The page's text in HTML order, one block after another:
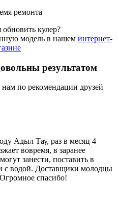
ремонта
кулер?
модель в нашем интернет-
результатом
по рекомендации друзей
Адыл Тау, раз в месяц 4
вовремя, в заранее
занести, поставить в
с водой. Доставщики молодцы
спасибо!